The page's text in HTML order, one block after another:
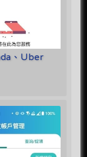
、Uber